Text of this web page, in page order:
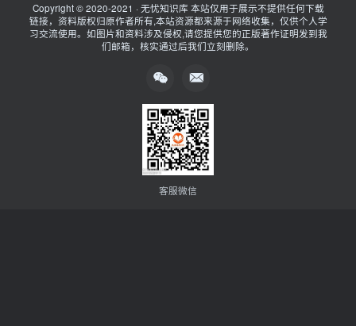
Copyright © 2020-2021 · 无忧知识库 本站仅用于展示不提供任何下载
链接，资料版权归原作者所有,本站资源都来源于网络收集，仅供个人学
习交流使用。如图片和资料涉及侵权,请您提供您的正版著作证明发到我
们邮箱，核实通过后我们立刻删除。
客服微信